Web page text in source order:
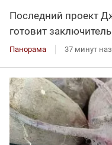
Последний проект
готовит
Панорама 37 минут